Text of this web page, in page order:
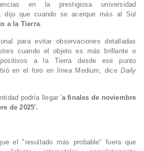
en la prestigiosa universidad
dijo que cuando se acerque más al Sol
a la Tierra.
para evitar observaciones detalladas
cuando el objeto es más brillante o
a la Tierra desde ese punto
en el foro en línea Medium, dice Daily
podría llegar 'a finales de noviembre
de 2025'.
el "resultado más probable" fuera que